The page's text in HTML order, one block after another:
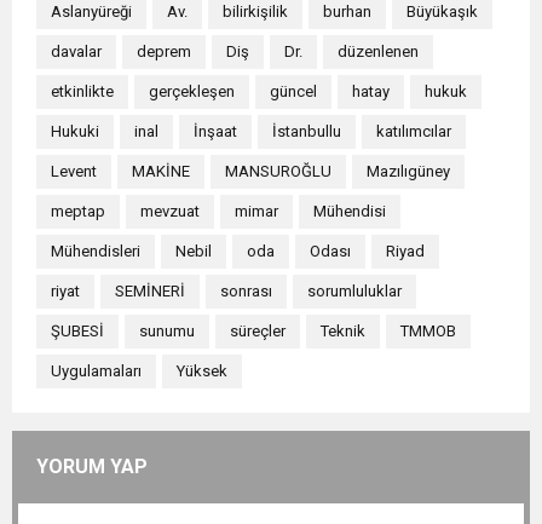
Aslanyüreği Av. bilirkişilik burhan Büyükaşık
davalar deprem Diş Dr. düzenlenen
etkinlikte gerçekleşen güncel hatay hukuk
Hukuki inal İnşaat İstanbullu katılımcılar
Levent MAKİNE MANSUROĞLU Mazılıgüney
meptap mevzuat mimar Mühendisi
Mühendisleri Nebil oda Odası Riyad
riyat SEMİNERİ sonrası sorumluluklar
ŞUBESİ sunumu süreçler Teknik TMMOB
Uygulamaları Yüksek
YORUM YAP